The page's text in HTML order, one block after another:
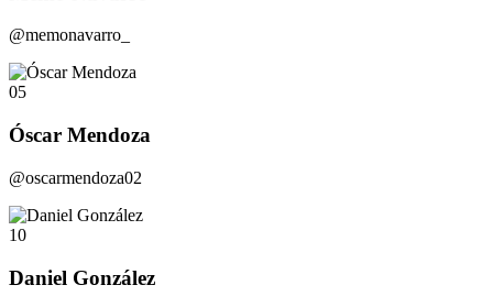
@memonavarro_
05
Óscar Mendoza
@oscarmendoza02
10
Daniel González